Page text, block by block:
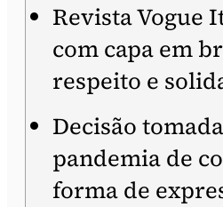
Revista Vogue
com capa em
respeito e
Decisão
pandemia de
forma de